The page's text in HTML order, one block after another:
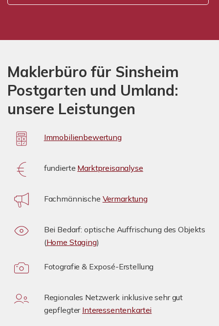
Maklerbüro für Sinsheim
Postgarten und Umland:
unsere Leistungen
Immobilienbewertung
fundierte Marktpreisanalyse
Fachmännische Vermarktung
Bei Bedarf: optische Auffrischung des Objekts
(Home Staging)
Fotografie & Exposé-Erstellung
Regionales Netzwerk inklusive sehr gut
gepflegter Interessentenkartei